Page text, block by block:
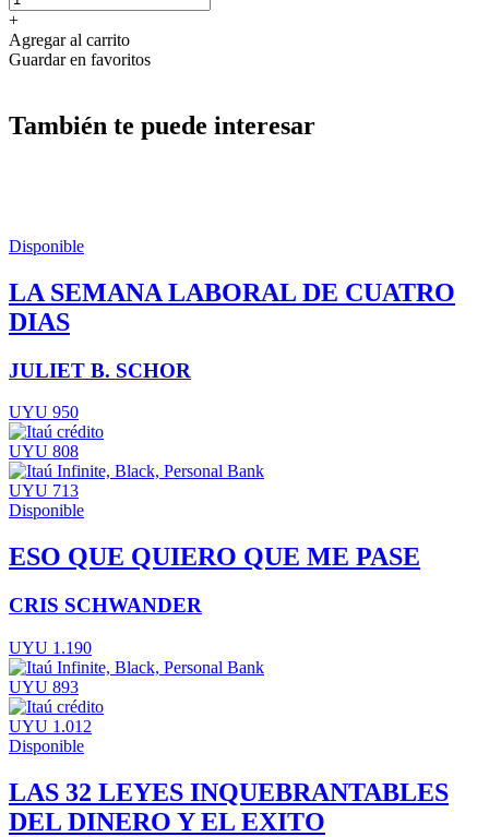
+
Agregar al carrito
Guardar en favoritos
También te puede interesar
Disponible
LA SEMANA LABORAL DE CUATRO
DIAS
JULIET B. SCHOR
UYU 950
UYU 808
UYU 713
Disponible
ESO QUE QUIERO QUE ME PASE
CRIS SCHWANDER
UYU 1.190
UYU 893
UYU 1.012
Disponible
LAS 32 LEYES INQUEBRANTABLES
DEL DINERO Y EL EXITO